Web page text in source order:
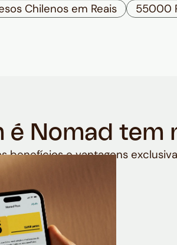
Chilenos em Reais 55000
é Nomad tem
benefícios e vantagens